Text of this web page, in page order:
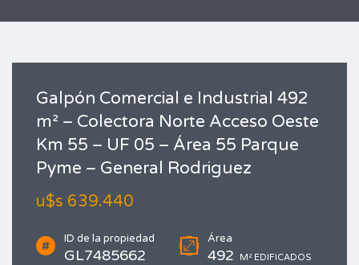
Galpón Comercial e Industrial 492
m² – Colectora Norte Acceso Oeste
Km 55 – UF 05 – Área 55 Parque
Pyme – General Rodriguez
u$s 639.440
ID de la propiedad
GL7485662
Área
492 M² EDIFICADOS